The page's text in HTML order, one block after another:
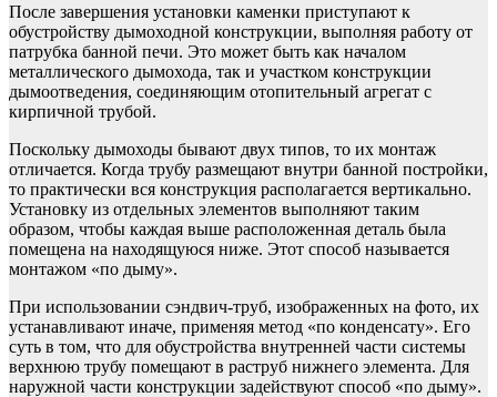
После завершения установки каменки приступают к
обустройству дымоходной конструкции, выполняя работу от
патрубка банной печи. Это может быть как началом
металлического дымохода, так и участком конструкции
дымоотведения, соединяющим отопительный агрегат с
кирпичной трубой.
Поскольку дымоходы бывают двух типов, то их монтаж
отличается. Когда трубу размещают внутри банной постройки,
то практически вся конструкция располагается вертикально.
Установку из отдельных элементов выполняют таким
образом, чтобы каждая выше расположенная деталь была
помещена на находящуюся ниже. Этот способ называется
монтажом «по дыму».
При использовании сэндвич-труб, изображенных на фото, их
устанавливают иначе, применяя метод «по конденсату». Его
суть в том, что для обустройства внутренней части системы
верхнюю трубу помещают в раструб нижнего элемента. Для
наружной части конструкции задействуют способ «по дыму».